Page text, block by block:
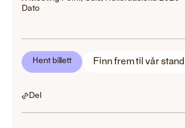
Dato
Hent billett Finn frem til vår stand
Del